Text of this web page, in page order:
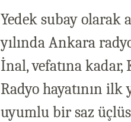
Yedek subay olarak
yılında Ankara
İnal, vefatına kadar,
Radyo hayatının ilk
uyumlu bir saz